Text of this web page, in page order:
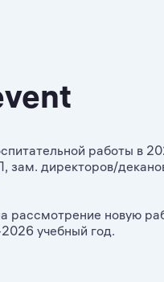
работы в
директоров/
рассмотрение новую
учебный год.